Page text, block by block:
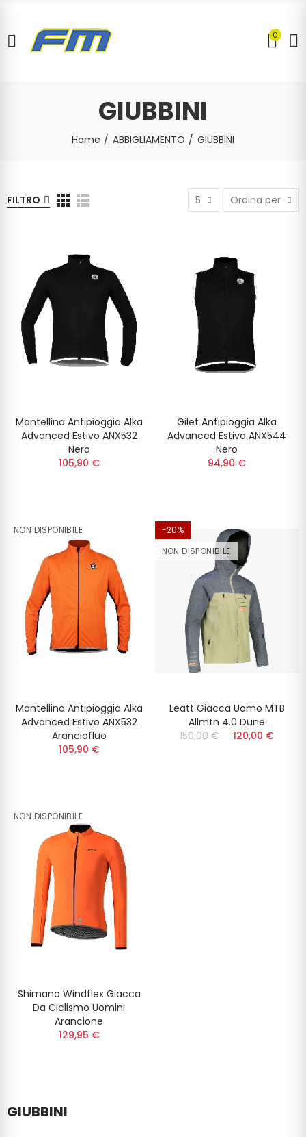
0
GIUBBINI
Home ABBIGLIAMENTO GIUBBINI
FILTRO 5 Ordina per
Mantellina Antipioggia Alka
Advanced Estivo ANX532
Nero
105,90 €
Gilet Antipioggia Alka
Advanced Estivo ANX544
Nero
94,90 €
NON DISPONIBILE
Mantellina Antipioggia Alka
Advanced Estivo ANX532
Aranciofluo
105,90 €
-20%
NON DISPONIBILE
Leatt Giacca Uomo MTB
Allmtn 4.0 Dune
150,00 €
120,00 €
NON DISPONIBILE
Shimano Windflex Giacca
Da Ciclismo Uomini
Arancione
129,95 €
GIUBBINI